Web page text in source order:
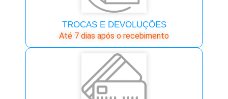
TROCAS E DEVOLUÇÕES
Até 7 dias após o recebimento